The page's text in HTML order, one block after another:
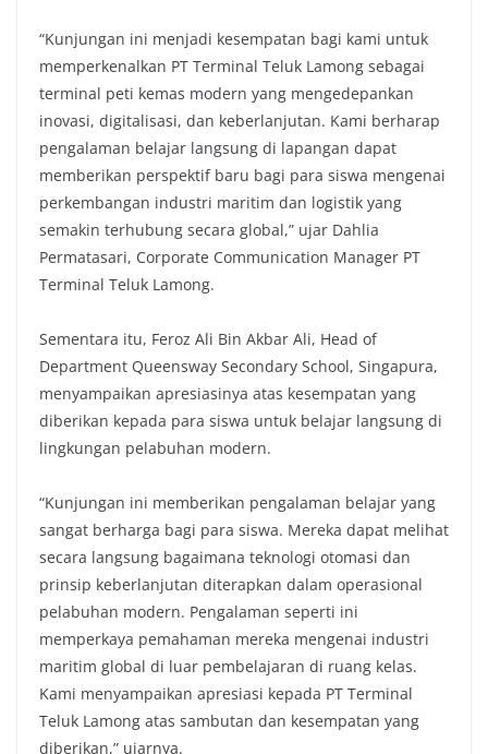
“Kunjungan ini menjadi kesempatan bagi kami untuk
memperkenalkan PT Terminal Teluk Lamong sebagai
terminal peti kemas modern yang mengedepankan
inovasi, digitalisasi, dan keberlanjutan. Kami berharap
pengalaman belajar langsung di lapangan dapat
memberikan perspektif baru bagi para siswa mengenai
perkembangan industri maritim dan logistik yang
semakin terhubung secara global,” ujar Dahlia
Permatasari, Corporate Communication Manager PT
Terminal Teluk Lamong.
Sementara itu, Feroz Ali Bin Akbar Ali, Head of
Department Queensway Secondary School, Singapura,
menyampaikan apresiasinya atas kesempatan yang
diberikan kepada para siswa untuk belajar langsung di
lingkungan pelabuhan modern.
“Kunjungan ini memberikan pengalaman belajar yang
sangat berharga bagi para siswa. Mereka dapat melihat
secara langsung bagaimana teknologi otomasi dan
prinsip keberlanjutan diterapkan dalam operasional
pelabuhan modern. Pengalaman seperti ini
memperkaya pemahaman mereka mengenai industri
maritim global di luar pembelajaran di ruang kelas.
Kami menyampaikan apresiasi kepada PT Terminal
Teluk Lamong atas sambutan dan kesempatan yang
diberikan,” ujarnya.